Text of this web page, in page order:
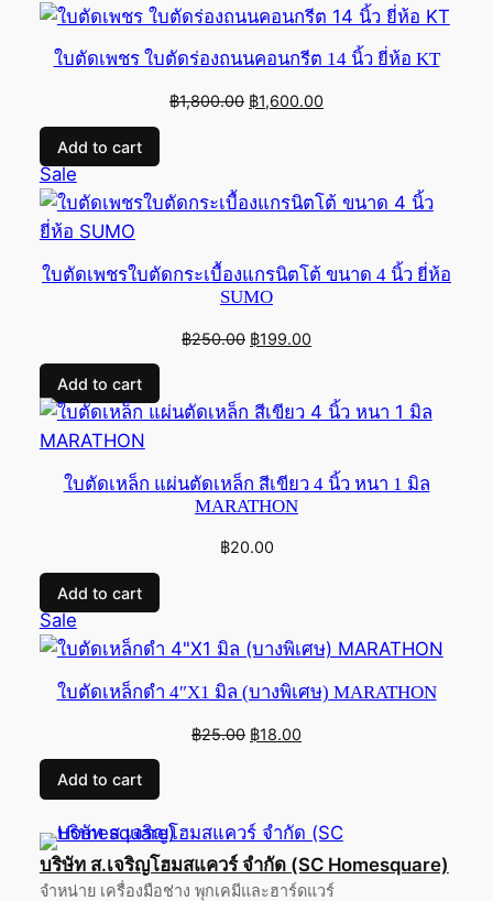
on
ใบตัดเพชร ใบตัดร่องถนนคอนกรีต 14 นิ้ว ยี่ห้อ KT
฿1,800.00 Original
฿1,600.00
Add to cart
SaleProduct
on
sale
ใบตัดเพชรใบตัดกระเบื้องแกรนิตโต้ ขนาด 4 นิ้ว ยี่ห้อ
SUMO
฿250.00 Original
฿250.00.
฿199.00
฿199.00.
Add to cart
ใบตัดเหล็ก แผ่นตัดเหล็ก สีเขียว 4 นิ้ว หนา 1 มิล
MARATHON
฿20.00
Add to cart
SaleProduct
on
ใบตัดเหล็กดำ 4″X1 มิล (บางพิเศษ) MARATHON
฿25.00 Original
฿18.00
Add to cart
บริษัท ส.เจริญโฮมสแควร์ จำกัด (SC Homesquare)
จำหน่าย เครื่องมือช่าง พุกเคมีและฮาร์ดแวร์